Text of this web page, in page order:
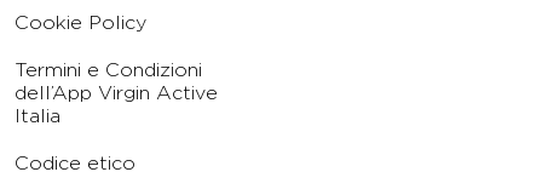
Cookie Policy
Termini e Condizioni
dell’App Virgin Active
Italia
Codice etico